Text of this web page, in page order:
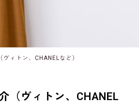
ィトン、CHANELなど）
（ヴィトン、CHANEL